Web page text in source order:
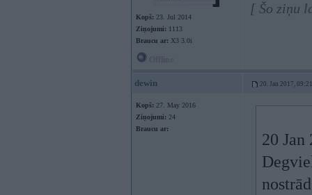
Kopš: 23. Jul 2014
Ziņojumi: 1113
Braucu ar: X3 3.0i
[ Šo ziņu
dewin 20. Jan 2017, 09:21
Kopš: 27. May 2016
Ziņojumi: 24
Braucu ar:
20